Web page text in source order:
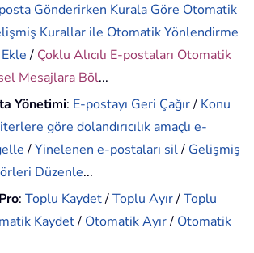
Gönderirken Kurala Göre Otomatik
Kurallar ile Otomatik Yönlendirme
/ Çoklu Alıcılı E-postaları Otomatik
Mesajlara Böl...
Yönetimi: E-postayı Geri Çağır/ Konu
göre dolandırıcılık amaçlı e-
/Yinelenen e-postaları sil/ Gelişmiş
Düzenle...
:Toplu Kaydet/Toplu Ayır/Toplu
Kaydet/ Otomatik Ayır/ Otomatik